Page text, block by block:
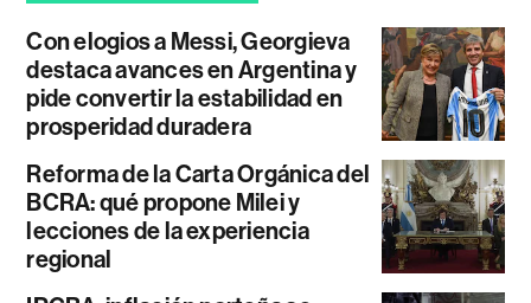
Con elogios a Messi, Georgieva
destaca avances en Argentina y
pide convertir la estabilidad en
prosperidad duradera
Reforma de la Carta Orgánica del
BCRA: qué propone Milei y
lecciones de la experiencia
regional